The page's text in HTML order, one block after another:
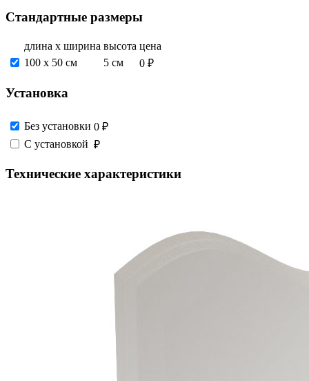
Стандартные размеры
длина х ширина высота цена
100 х 50 см
5 см 0 ₽
Установка
Без установки 0 ₽
С установкой ₽
Технические характеристики